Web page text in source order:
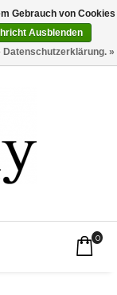
2
0
Gebrauch von Cookies
Ausblenden
»